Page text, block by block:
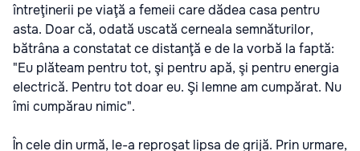
întreţinerii pe viaţă a femeii care dădea casa pentru
asta. Doar că, odată uscată cerneala semnăturilor,
bătrâna a constatat ce distanţă e de la vorbă la faptă:
"Eu plăteam pentru tot, şi pentru apă, şi pentru energia
electrică. Pentru tot doar eu. Şi lemne am cumpărat. Nu
îmi cumpărau nimic".
În cele din urmă, le-a reproşat lipsa de grijă. Prin urmare,